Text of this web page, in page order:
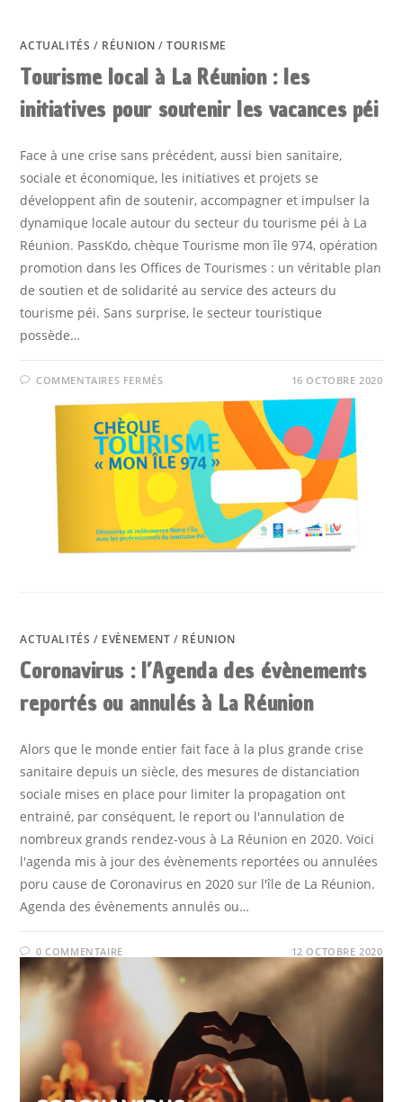
ACTUALITÉS / RÉUNION /TOURISME
Tourisme local à La Réunion : les
initiatives pour soutenir les vacances péi
Face à une crise sans précédent, aussi bien sanitaire,
sociale et économique, les initiatives et projets se
développent afin de soutenir, accompagner et impulser la
dynamique locale autour du secteur du tourisme péi à La
Réunion. PassKdo, chèque Tourisme mon île 974, opération
promotion dans les Offices de Tourismes : un véritable plan
de soutien et de solidarité au service des acteurs du
tourisme péi. Sans surprise, le secteur touristique
possède…
COMMENTAIRES FERMÉSSUR
LOCAL
LA
RÉUNION
:
LES
INITIATIVES
POUR
SOUTENIR
LES
VACANCES
PÉI
16 OCTOBRE 2020
ACTUALITÉS / EVÈNEMENT / RÉUNION
Coronavirus : l’Agenda des évènements
reportés ou annulés à La Réunion
Alors que le monde entier fait face à la plus grande crise
sanitaire depuis un siècle, des mesures de distanciation
sociale mises en place pour limiter la propagation ont
entrainé, par conséquent, le report ou l'annulation de
nombreux grands rendez-vous à La Réunion en 2020. Voici
l'agenda mis à jour des évènements reportées ou annulées
poru cause de Coronavirus en 2020 sur l'île de La Réunion.
Agenda des évènements annulés ou…
0 COMMENTAIRE 12 OCTOBRE 2020